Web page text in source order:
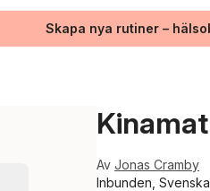
Skapa nya rutiner –
Av Jonas Cramby
Inbunden,